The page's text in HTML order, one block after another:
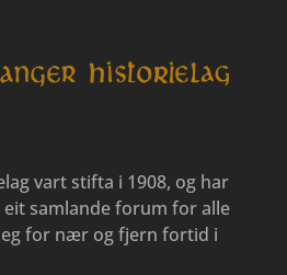
vart stifta i 1908, og har
eit samlande forum for alle
for nær og fjern fortid i